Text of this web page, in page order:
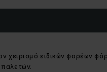
χειρισμό ειδικών φορέων
παλετών.